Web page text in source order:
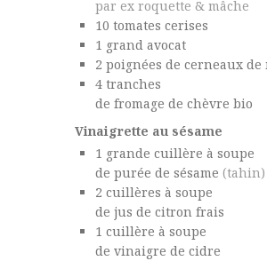
par ex roquette & mâche
10 tomates cerises
1 grand avocat
2 poignées de cerneaux de
4 tranches
de fromage de chèvre bio
Vinaigrette au sésame
1 grande cuillère à soupe
de purée de sésame (tahin)
2 cuillères à soupe
de jus de citron frais
1 cuillère à soupe
de vinaigre de cidre